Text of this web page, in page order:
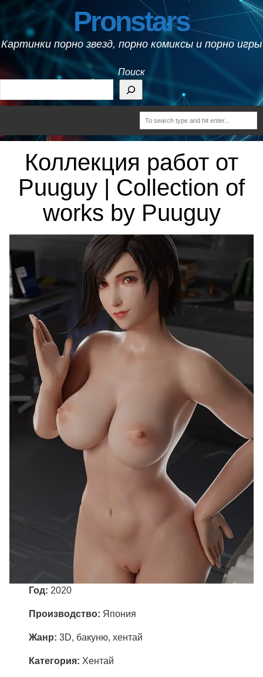
Pronstars
Картинки порно звезд, порно комиксы и порно игры
Поиск
Коллекция работ от
Puuguy | Collection of
works by Puuguy
Год: 2020
Производство: Япония
Жанр:3D, бакуню, хентай
Категория: Хентай